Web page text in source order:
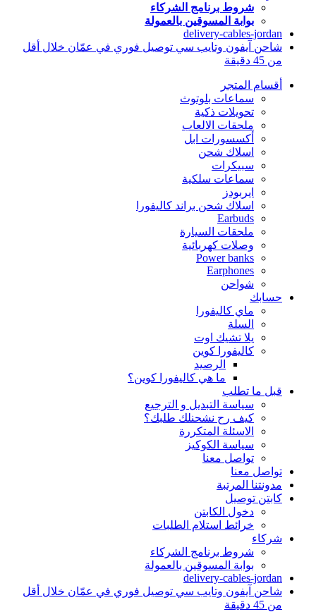
شروط برنامج الشركاء
بوابة المسوقين بالعمولة
delivery-cables-jordan
شاحن آيفون وتايب سي توصيل فوري في عمّان خلال أقل
من 45 دقيقة
أقسام المتجر
سماعات بلوتوث
تحويلات ذكية
ملحقات الالعاب
أكسسورات ابل
اسلاك شحن
سبيكرات
سماعات سلكية
ايربودز
اسلاك شحن براند كاليفورا
Earbuds
ملحقات السيارة
وصلات كهربائية
Power banks
Earphones
شواحن
حسابك
ماي كاليفورا
السلة
يلا تشيك اوت
كاليفورا كوين
الرصيد
ما هي كاليفورا كوين؟
قبل ما تطلب
سياسة التبديل و الترجيع
كيف رح نشحنلك طلبك؟
الاسئلة المتكررة
سياسة الكوكيز
تواصل معنا
تواصل معنا
مدونتنا المرتبة
كابتن توصيل
دخول الكابتن
خرائط استلام الطلبات
شركاء
شروط برنامج الشركاء
بوابة المسوقين بالعمولة
delivery-cables-jordan
شاحن آيفون وتايب سي توصيل فوري في عمّان خلال أقل
من 45 دقيقة